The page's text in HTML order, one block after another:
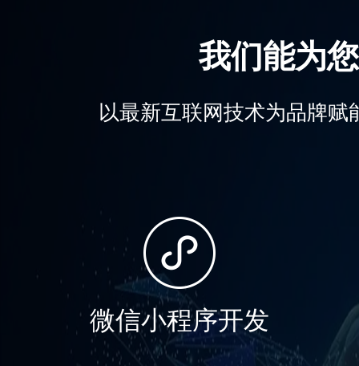
我们能为
以最新互联网技术为品牌
微信小程序开发